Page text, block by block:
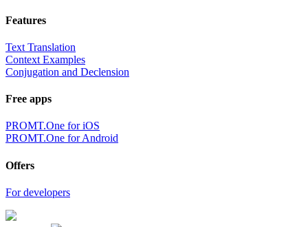
Features
Text Translation
Context Examples
Conjugation and Declension
Free apps
PROMT.One for iOS
PROMT.One for Android
Offers
For developers